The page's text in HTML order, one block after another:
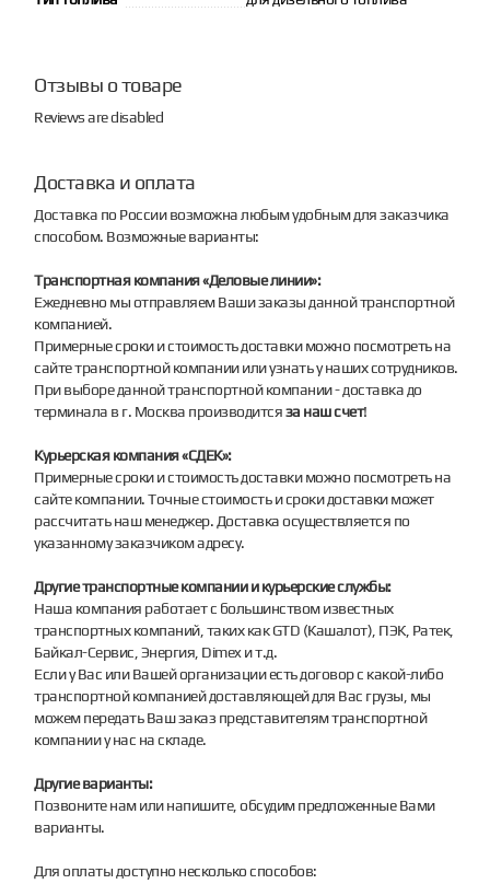
Отзывы о товаре
Reviews are disabled
Доставка и оплата
Доставка по России возможна любым удобным для заказчика
способом. Возможные варианты:
Транспортная компания «Деловые линии»:
Ежедневно мы отправляем Ваши заказы данной транспортной
компанией.
Примерные сроки и стоимость доставки можно посмотреть на
сайте транспортной компании или узнать у наших сотрудников.
При выборе данной транспортной компании - доставка до
терминала в г. Москва производитсяза наш счет!
Курьерская компания «СДЕК»:
Примерные сроки и стоимость доставки можно посмотреть на
сайте компании. Точные стоимость и сроки доставки может
рассчитать наш менеджер. Доставка осуществляется по
указанному заказчиком адресу.
Другие транспортные компании и курьерские службы:
Наша компания работает с большинством известных
транспортных компаний, таких как GTD (Кашалот), ПЭК, Ратек,
Байкал-Сервис, Энергия, Dimex и т.д.
Если у Вас или Вашей организации есть договор с какой-либо
транспортной компанией доставляющей для Вас грузы, мы
можем передать Ваш заказ представителям транспортной
компании у нас на складе.
Другие варианты:
Позвоните нам или напишите, обсудим предложенные Вами
варианты.
Для оплаты доступно несколько способов: